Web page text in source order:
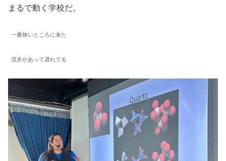
まるで動く学校だ。
一番狭いところに来た
流氷があって遅れてる